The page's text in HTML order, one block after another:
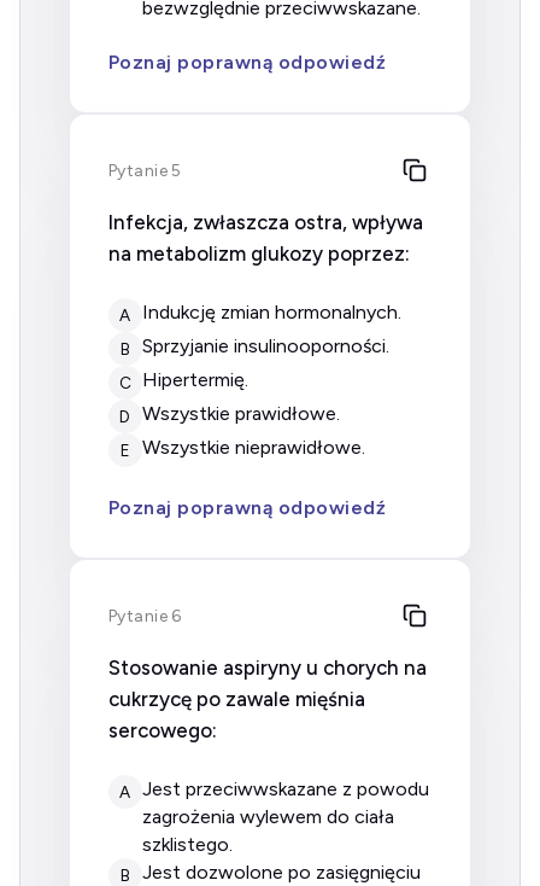
bezwzględnie przeciwwskazane.
Poznaj poprawną odpowiedź
Pytanie 5
Infekcja, zwłaszcza ostra, wpływa
na metabolizm glukozy poprzez:
A indukcję zmian hormonalnych.
B sprzyjanie insulinooporności.
C hipertermię.
D wszystkie prawidłowe.
E wszystkie nieprawidłowe.
Poznaj poprawną odpowiedź
Pytanie 6
Stosowanie aspiryny u chorych na
cukrzycę po zawale mięśnia
sercowego:
A
jest przeciwwskazane z powodu
zagrożenia wylewem do ciała
szklistego.
B
jest dozwolone po zasięgnięciu